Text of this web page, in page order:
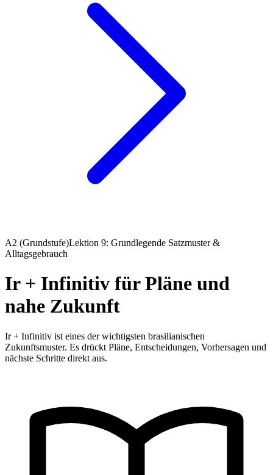
A2 (Grundstufe)Lektion 9: Grundlegende Satzmuster &
Alltagsgebrauch
Ir + Infinitiv für Pläne und
nahe Zukunft
Ir + Infinitiv ist eines der wichtigsten brasilianischen
Zukunftsmuster. Es drückt Pläne, Entscheidungen, Vorhersagen und
nächste Schritte direkt aus.